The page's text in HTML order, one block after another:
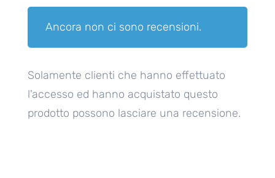
Ancora non ci sono recensioni.
Solamente clienti che hanno effettuato
l'accesso ed hanno acquistato questo
prodotto possono lasciare una recensione.